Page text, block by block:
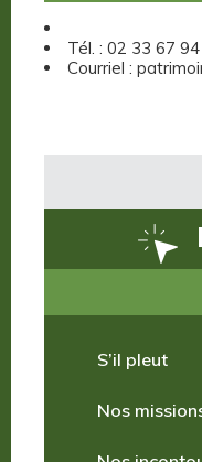
Tél. : 02 33 67
Courriel :